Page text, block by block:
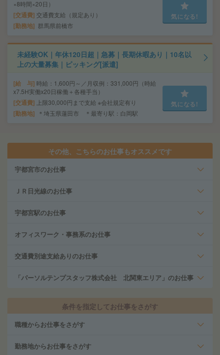
×8時間×20日）
交通費 交通費支給（規定あり）
勤務地 群馬県前橋市
気になる!
未経験OK｜年休120日超｜急募｜長期休暇あり｜10名以
上の大量募集｜ピッキング[派遣]
給 与 時給：1,600円～／月収例：331,000円（時給
x7.5H実働x20日稼働＋各種手当）
交通費 上限30,000円まで支給 ※会社規定有り
勤務地 ＊埼玉県蓮田市 ＊最寄り駅：白岡駅
気になる!
その他、こちらのお仕事もオススメです
宇都宮市のお仕事
ＪＲ日光線のお仕事
宇都宮駅のお仕事
オフィスワーク・事務系のお仕事
交通費別途支給ありのお仕事
「パーソルテンプスタッフ株式会社 北関東エリア」のお仕事
条件を指定してお仕事をさがす
職種からお仕事をさがす
勤務地からお仕事をさがす